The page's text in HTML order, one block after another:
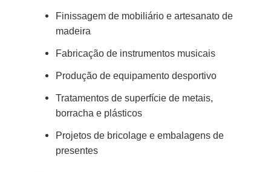
Finissagem de mobiliário e artesanato de
madeira
Fabricação de instrumentos musicais
Produção de equipamento desportivo
Tratamentos de superfície de metais,
borracha e plásticos
Projetos de bricolage e embalagens de
presentes